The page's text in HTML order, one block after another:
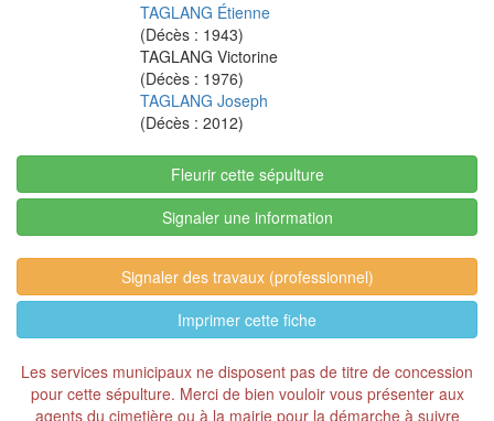
TAGLANG Étienne
(Décès : 1943)
TAGLANG Victorine
(Décès : 1976)
TAGLANG Joseph
(Décès : 2012)
Fleurir cette sépulture
Signaler une information
Signaler des travaux (professionnel)
Imprimer cette fiche
Les services municipaux ne disposent pas de titre de concession
pour cette sépulture. Merci de bien vouloir vous présenter aux
agents du cimetière ou à la mairie pour la démarche à suivre